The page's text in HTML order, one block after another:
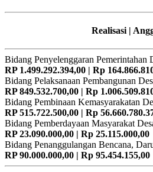
Realisasi |
Bidang Penyelenggaran Pemerintahan
RP 1.499.292.394,00 | Rp
Bidang Pelaksanaan Pembangunan
RP 849.532.700,00 | Rp
Bidang Pembinaan Kemasyarakatan
RP 515.722.500,00 | Rp
Bidang Pemberdayaan Masyarakat
RP 23.090.000,00 | Rp 25.115.000,00
Bidang Penanggulangan Bencana,
RP 90.000.000,00 | Rp 95.454.155,00